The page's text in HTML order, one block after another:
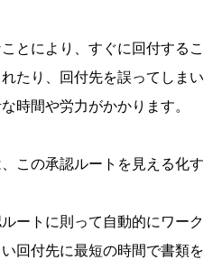
とにより、すぐに回付するこ
たり、回付先を誤ってしまい
時間や労力がかかります。
この承認ルートを見える化す
ートに則って自動的にワーク
回付先に最短の時間で書類を